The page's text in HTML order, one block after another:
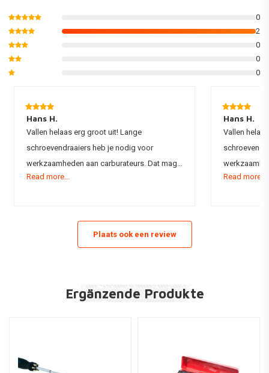
0
2
0
0
0
Hans H.
Vallen helaas erg groot uit! Lange
schroevendraaiers heb je nodig voor
werkzaamheden aan carburateurs. Dat mag
met twee/drie maten kleiner.
Read more...
Hans H.
Vallen
met twee/
Read more...
Plaats ook een review
Ergänzende Produkte